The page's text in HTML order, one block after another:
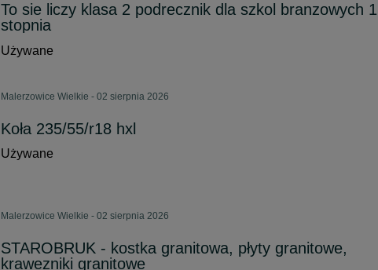
To sie liczy klasa 2 podrecznik dla szkol branzowych 1
stopnia
Używane
Malerzowice Wielkie - 02 sierpnia 2026
Koła 235/55/r18 hxl
Używane
Malerzowice Wielkie - 02 sierpnia 2026
STAROBRUK - kostka granitowa, płyty granitowe,
krawezniki granitowe